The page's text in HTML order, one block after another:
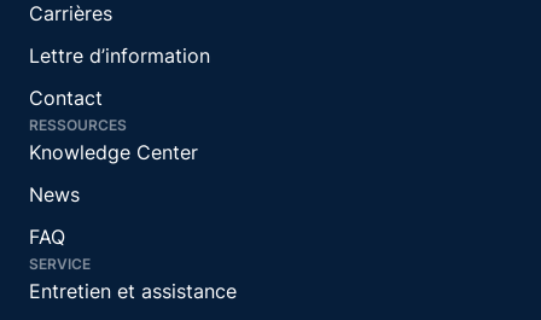
Carrières
Lettre d’information
Contact
RESSOURCES
Knowledge Center
News
FAQ
SERVICE
Entretien et assistance